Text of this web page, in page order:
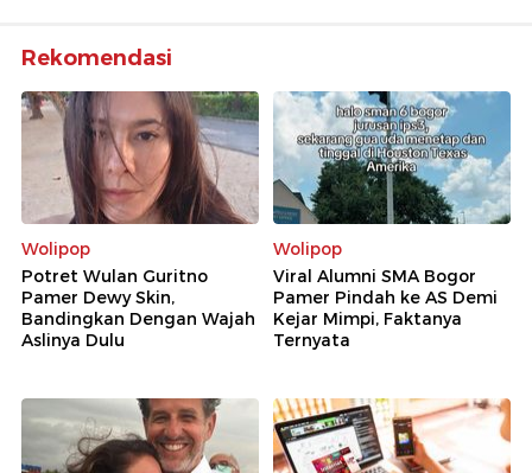
Rekomendasi
Wolipop
Potret Wulan Guritno
Pamer Dewy Skin,
Bandingkan Dengan Wajah
Aslinya Dulu
Wolipop
Viral Alumni SMA Bogor
Pamer Pindah ke AS Demi
Kejar Mimpi, Faktanya
Ternyata